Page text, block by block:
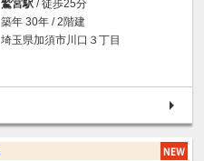
鷲宮駅 / 徒歩25分
築年 30年 / 2階建
埼玉県加須市川口３丁目